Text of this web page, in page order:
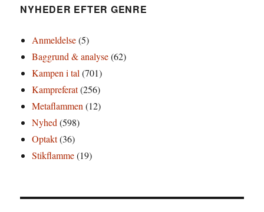
NYHEDER EFTER GENRE
Anmeldelse(5)
Baggrund & analyse(62)
Kampen i tal (701)
Kampreferat(256)
Metaflammen (12)
Nyhed (598)
Optakt(36)
Stikflamme(19)